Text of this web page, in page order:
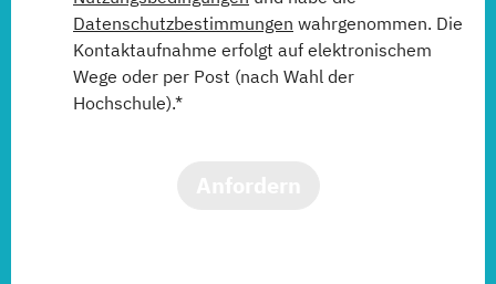
Datenschutzbestimmungen wahrgenommen. Die
Kontaktaufnahme erfolgt auf elektronischem
Wege oder per Post (nach Wahl der
Hochschule).*